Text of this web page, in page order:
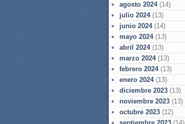
agosto 2024(14)
julio 2024(13)
junio 2024(14)
mayo 2024(13)
abril 2024(13)
marzo 2024(13)
febrero 2024(13)
enero 2024(13)
diciembre 2023 (13)
noviembre 2023 (13)
octubre 2023 (12)